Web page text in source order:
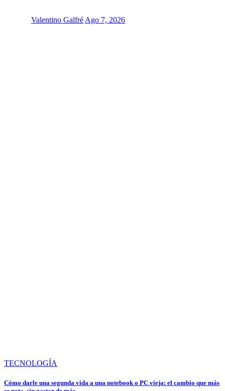
Valentino Galfré Ago 7, 2026
TECNOLOGÍA
Cómo darle una segunda vida a una notebook o PC vieja: el cambio que más